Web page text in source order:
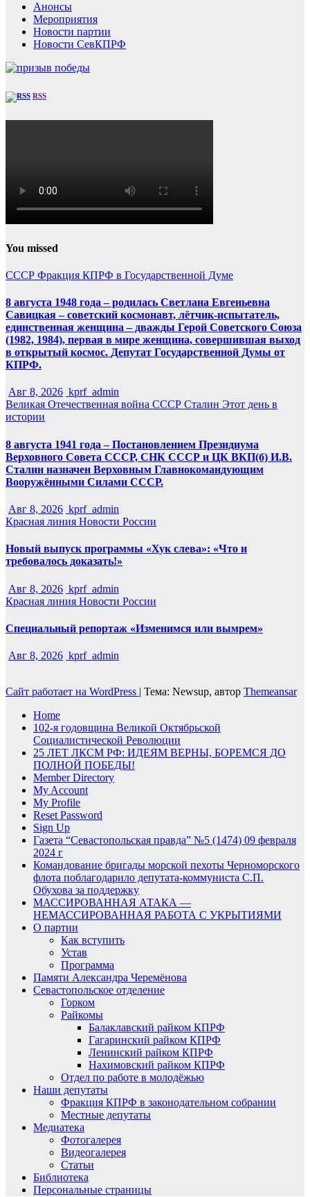
Анонсы
Мероприятия
Новости партии
Новости СевКПРФ
RSS
You missed
СССР Фракция КПРФ в Государственной Думе
8 августа 1948 года – родилась Светлана Евгеньевна
Савицкая – советский космонавт, лётчик-испытатель,
единственная женщина – дважды Герой Советского Союза
(1982, 1984), первая в мире женщина, совершившая выход
в открытый космос. Депутат Государственной Думы от
КПРФ.
Авг 8, 2026 kprf_admin
Великая Отечественная война СССР Сталин Этот день в
истории
8 августа 1941 года – Постановлением Президиума
Верховного Совета СССР, СНК СССР и ЦК ВКП(б) И.В.
Сталин назначен Верховным Главнокомандующим
Вооружёнными Силами СССР.
Авг 8, 2026 kprf_admin
Красная линия Новости России
Новый выпуск программы «Хук слева»: «Что и
требовалось доказать!»
Авг 8, 2026 kprf_admin
Красная линия Новости России
Специальный репортаж «Изменимся или вымрем»
Авг 8, 2026 kprf_admin
Сайт работает на WordPress | Тема: Newsup, автор Themeansar
Home
102-я годовщина Великой Октябрьской
Социалистической Революции
25 ЛЕТ ЛКСМ РФ: ИДЕЯМ ВЕРНЫ, БОРЕМСЯ ДО
ПОЛНОЙ ПОБЕДЫ!
Member Directory
My Account
My Profile
Reset Password
Sign Up
Газета “Севастопольская правда” №5 (1474) 09 февраля
2024 г
Командование бригады морской пехоты Черноморского
флота поблагодарило депутата-коммуниста С.П.
Обухова за поддержку
МАССИРОВАННАЯ АТАКА —
НЕМАССИРОВАННАЯ РАБОТА С УКРЫТИЯМИ
О партии
Как вступить
Устав
Программа
Памяти Александра Черемёнова
Севастопольское отделение
Горком
Райкомы
Балаклавский райком КПРФ
Гагаринский райком КПРФ
Ленинский райком КПРФ
Нахимовский райком КПРФ
Отдел по работе в молодёжью
Наши депутаты
Фракция КПРФ в законодательном собрании
Местные депутаты
Медиатека
Фотогалерея
Видеогалерея
Статьи
Библиотека
Персональные страницы